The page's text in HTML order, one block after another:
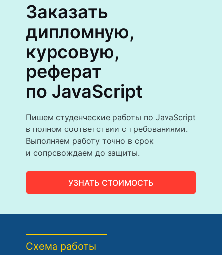
Заказать
дипломную,
курсовую,
реферат
по JavaScript
Пишем студенческие работы по JavaScript
в полном соответствии с требованиями.
Выполняем работу точно в срок
и сопровождаем до защиты.
УЗНАТЬ СТОИМОСТЬ
Схема работы